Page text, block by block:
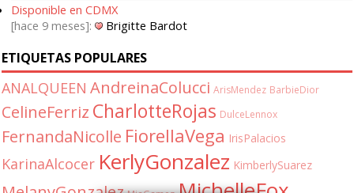
Disponible en CDMX
hace 9 meses
Brigitte Bardot
ETIQUETAS POPULARES
ANALQUEEN AndreinaColucci ArisMendez BarbieDior
CelineFerriz CharlotteRojas DulceLennox
FernandaNicolle FiorellaVega IrisPalacios
KarinaAlcocer KerlyGonzalez KimberlySuarez